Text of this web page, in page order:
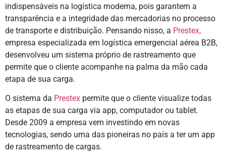
indispensáveis na logística moderna, pois garantem a
transparência e a integridade das mercadorias no processo
de transporte e distribuição. Pensando nisso, a Prestex,
empresa especializada em logística emergencial aérea B2B,
desenvolveu um sistema próprio de rastreamento que
permite que o cliente acompanhe na palma da mão cada
etapa de sua carga.
O sistema da Prestex permite que o cliente visualize todas
as etapas de sua carga via app, computador ou tablet.
Desde 2009 a empresa vem investindo em novas
tecnologias, sendo uma das pioneiras no país a ter um app
de rastreamento de cargas.